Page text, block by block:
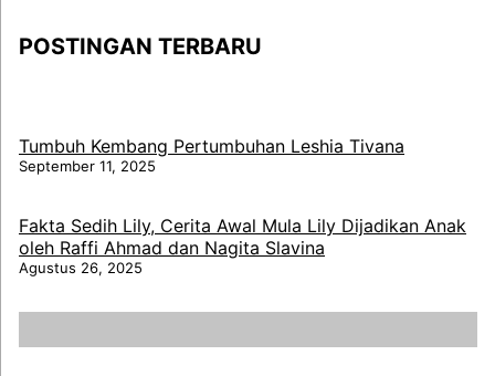
POSTINGAN TERBARU
Tumbuh Kembang Pertumbuhan Leshia Tivana
September 11, 2025
Fakta Sedih Lily, Cerita Awal Mula Lily Dijadikan Anak
oleh Raffi Ahmad dan Nagita Slavina
Agustus 26, 2025